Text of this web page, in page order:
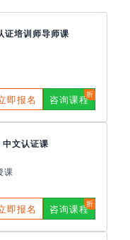
培训师导师课
即报名 咨询课程
文认证课
课
即报名 咨询课程